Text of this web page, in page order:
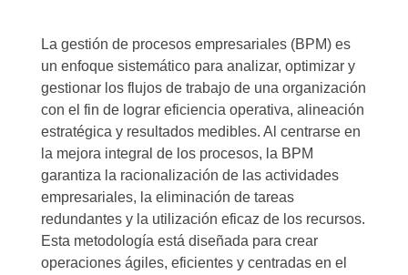
La gestión de procesos empresariales (BPM) es
un enfoque sistemático para analizar, optimizar y
gestionar los flujos de trabajo de una organización
con el fin de lograr eficiencia operativa, alineación
estratégica y resultados medibles. Al centrarse en
la mejora integral de los procesos, la BPM
garantiza la racionalización de las actividades
empresariales, la eliminación de tareas
redundantes y la utilización eficaz de los recursos.
Esta metodología está diseñada para crear
operaciones ágiles, eficientes y centradas en el